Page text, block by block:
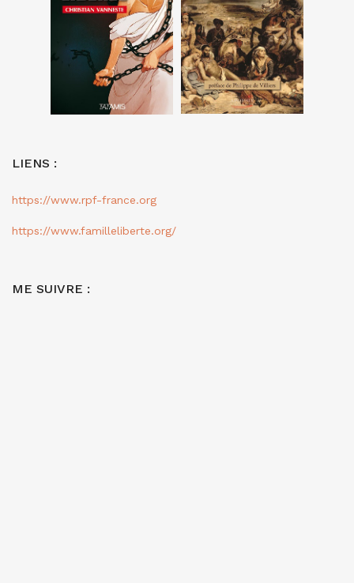
LIENS :
https://www.rpf-france.org
https://www.familleliberte.org/
ME SUIVRE :